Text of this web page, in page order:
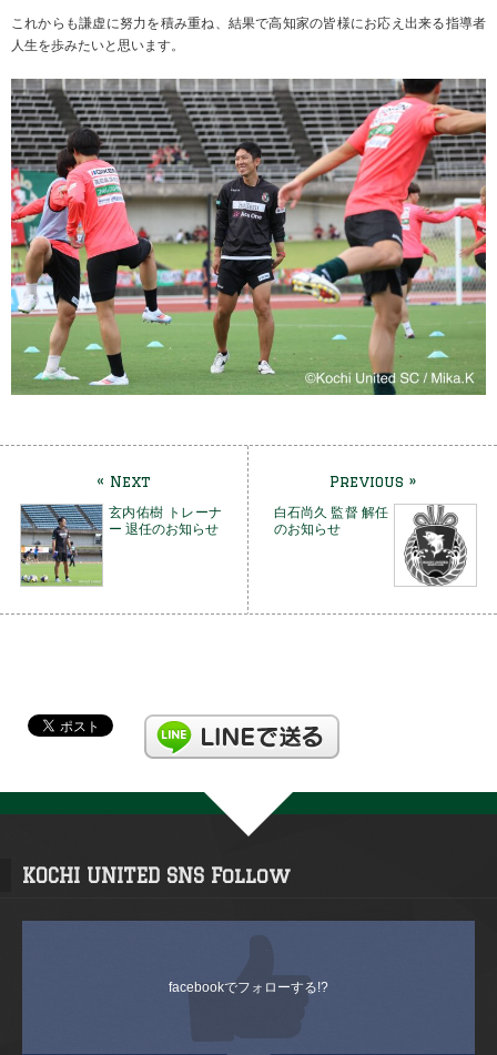
これからも謙虚に努力を積み重ね、結果で高知家の皆様にお応え出来る指導者
人生を歩みたいと思います。
« Next
玄内佑樹 トレーナ
ー 退任のお知らせ
Previous »
白石尚久 監督 解任
のお知らせ
KOCHI UNITED SNS Follow
facebookでフォローする!?